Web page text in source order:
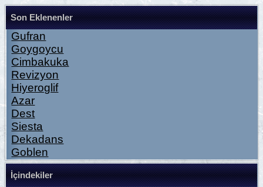
Son Eklenenler
Gufran
Goygoycu
Cimbakuka
Revizyon
Hiyeroglif
Azar
Dest
Siesta
Dekadans
Goblen
İçindekiler